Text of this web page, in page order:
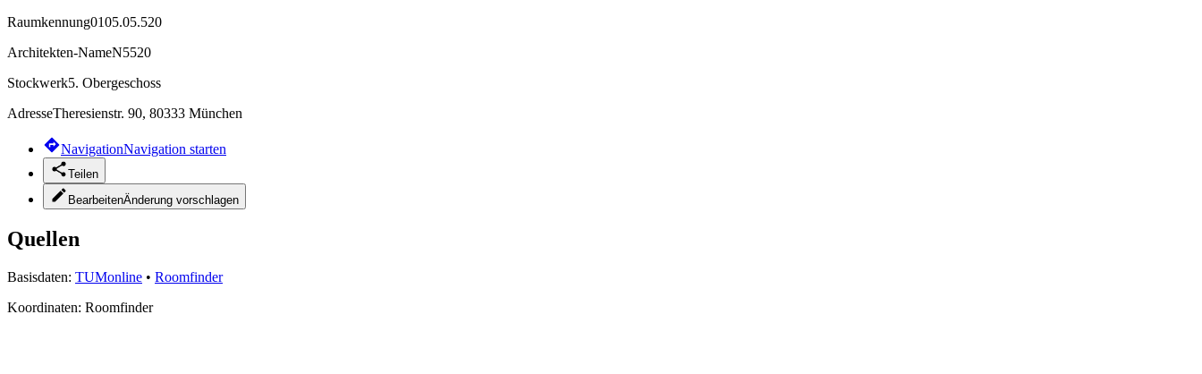
Raumkennung0105.05.520
Architekten-NameN5520
Stockwerk5. Obergeschoss
AdresseTheresienstr. 90, 80333 München
NavigationNavigation starten
Teilen
BearbeitenÄnderung vorschlagen
Quellen
Basisdaten: TUMonline • Roomfinder
Koordinaten: Roomfinder